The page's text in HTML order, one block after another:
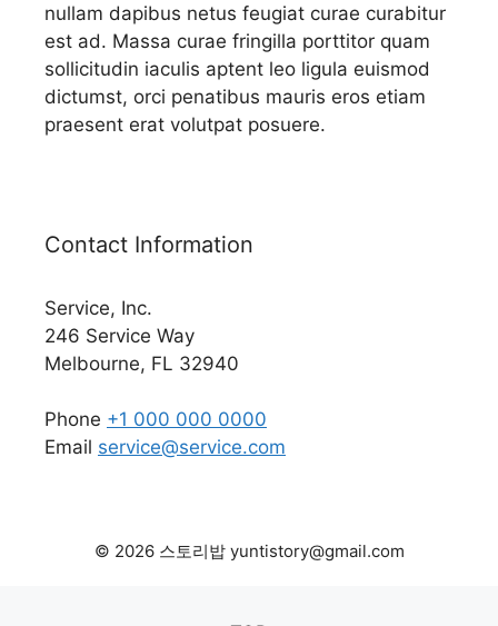
nullam dapibus netus feugiat curae curabitur
est ad. Massa curae fringilla porttitor quam
sollicitudin iaculis aptent leo ligula euismod
dictumst, orci penatibus mauris eros etiam
praesent erat volutpat posuere.
Contact Information
Service, Inc.
246 Service Way
Melbourne, FL 32940
Phone +1 000 000 0000
Email service@service.com
© 2026 스토리밥 yuntistory@gmail.com